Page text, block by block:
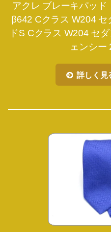
アクレ ブレーキパッ
β642 Cクラス W204
ドS Cクラス W204 セ
ェンシー
詳しく見